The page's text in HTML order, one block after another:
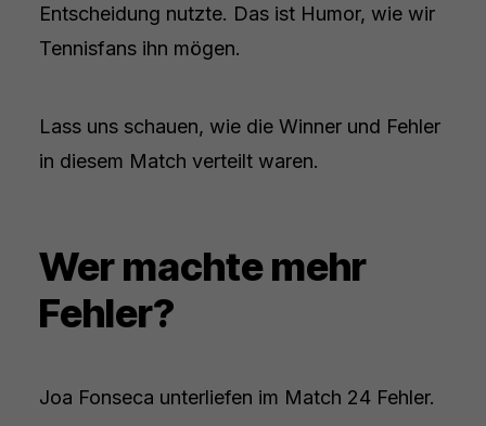
Entscheidung nutzte. Das ist Humor, wie wir
Tennisfans ihn mögen.
Lass uns schauen, wie die Winner und Fehler
in diesem Match verteilt waren.
Wer machte mehr
Fehler?
Joa Fonseca unterliefen im Match 24 Fehler.